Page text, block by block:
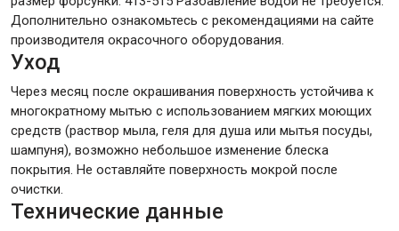
Дополнительно ознакомьтесь с рекомендациями на сайте
производителя окрасочного оборудования.
Уход
Через месяц после окрашивания поверхность устойчива к
многократному мытью с использованием мягких моющих
средств (раствор мыла, геля для душа или мытья посуды,
шампуня), возможно небольшое изменение блеска
покрытия. Не оставляйте поверхность мокрой после
очистки.
Технические данные